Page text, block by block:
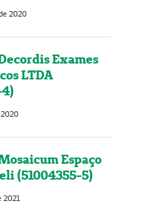
2020
Exames
LTDA
Espaço
(51004355-5)
2021